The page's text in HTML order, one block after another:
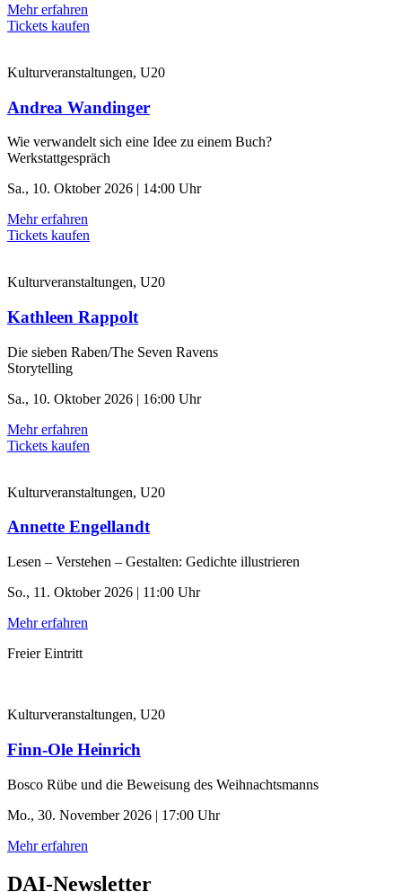
Mehr erfahren
Tickets kaufen
Kulturveranstaltungen, U20
Andrea Wandinger
Wie verwandelt sich eine Idee zu einem Buch?
Werkstattgespräch
Sa., 10. Oktober 2026 | 14:00 Uhr
Mehr erfahren
Tickets kaufen
Kulturveranstaltungen, U20
Kathleen Rappolt
Die sieben Raben/The Seven Ravens
Storytelling
Sa., 10. Oktober 2026 | 16:00 Uhr
Mehr erfahren
Tickets kaufen
Kulturveranstaltungen, U20
Annette Engellandt
Lesen – Verstehen – Gestalten: Gedichte illustrieren
So., 11. Oktober 2026 | 11:00 Uhr
Mehr erfahren
Freier Eintritt
Kulturveranstaltungen, U20
Finn-Ole Heinrich
Bosco Rübe und die Beweisung des Weihnachtsmanns
Mo., 30. November 2026 | 17:00 Uhr
Mehr erfahren
DAI-Newsletter